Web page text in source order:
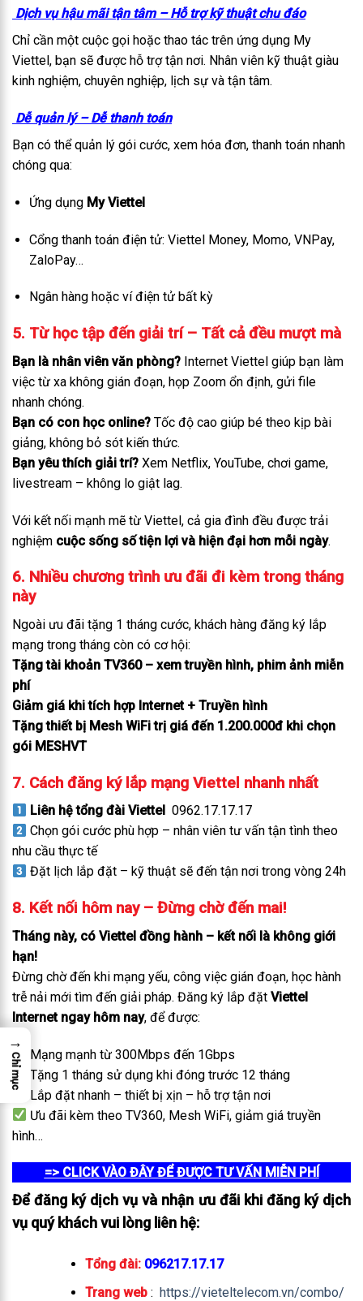
Dịch vụ hậu mãi tận tâm – Hỗ trợ kỹ thuật chu đáo
Chỉ cần một cuộc gọi hoặc thao tác trên ứng dụng My
Viettel, bạn sẽ được hỗ trợ tận nơi. Nhân viên kỹ thuật giàu
kinh nghiệm, chuyên nghiệp, lịch sự và tận tâm.
Dễ quản lý – Dễ thanh toán
Bạn có thể quản lý gói cước, xem hóa đơn, thanh toán nhanh
chóng qua:
Ứng dụng My Viettel
Cổng thanh toán điện tử: Viettel Money, Momo, VNPay,
ZaloPay…
Ngân hàng hoặc ví điện tử bất kỳ
5. Từ học tập đến giải trí – Tất cả đều mượt mà
Bạn là nhân viên văn phòng? Internet Viettel giúp bạn làm
việc từ xa không gián đoạn, họp Zoom ổn định, gửi file
nhanh chóng.
Bạn có con học online? Tốc độ cao giúp bé theo kịp bài
giảng, không bỏ sót kiến thức.
Bạn yêu thích giải trí? Xem Netflix, YouTube, chơi game,
livestream – không lo giật lag.
Với kết nối mạnh mẽ từ Viettel, cả gia đình đều được trải
nghiệm cuộc sống số tiện lợi và hiện đại hơn mỗi ngày.
6. Nhiều chương trình ưu đãi đi kèm trong tháng
này
Ngoài ưu đãi tặng 1 tháng cước, khách hàng đăng ký lắp
mạng trong tháng còn có cơ hội:
Tặng tài khoản TV360 – xem truyền hình, phim ảnh miễn
phí
Giảm giá khi tích hợp Internet + Truyền hình
Tặng thiết bị Mesh WiFi trị giá đến 1.200.000đ khi chọn
gói MESHVT
7. Cách đăng ký lắp mạng Viettel nhanh nhất
Liên hệ tổng đài Viettel 0962.17.17.17
Chọn gói cước phù hợp – nhân viên tư vấn tận tình theo
nhu cầu thực tế
Đặt lịch lắp đặt – kỹ thuật sẽ đến tận nơi trong vòng 24h
8. Kết nối hôm nay – Đừng chờ đến mai!
Tháng này, có Viettel đồng hành – kết nối là không giới
hạn!
Đừng chờ đến khi mạng yếu, công việc gián đoạn, học hành
trễ nải mới tìm đến giải pháp. Đăng ký lắp đặt Viettel
Internet ngay hôm nay, để được:
Mạng mạnh từ 300Mbps đến 1Gbps
Tặng 1 tháng sử dụng khi đóng trước 12 tháng
Lắp đặt nhanh – thiết bị xịn – hỗ trợ tận nơi
Ưu đãi kèm theo TV360, Mesh WiFi, giảm giá truyền
hình…
=> CLICK VÀO ĐÂY ĐỂ ĐƯỢC TƯ VẤN MIỄN PHÍ
Để đăng ký dịch vụ và nhận ưu đãi khi đăng ký dịch
vụ quý khách vui lòng liên hệ:
Tổng đài: 096217.17.17
Trang web: https://vieteltelecom.vn/combo/
→
Chỉ mục